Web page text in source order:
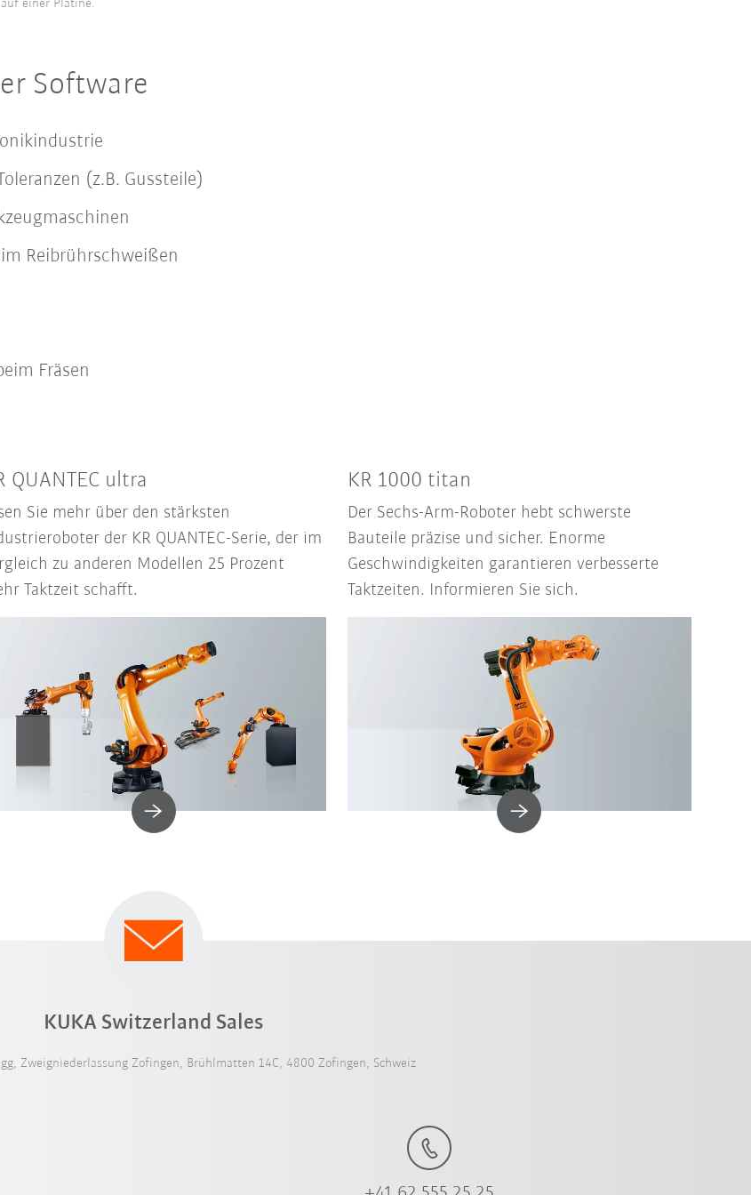
einer Platine.
Software
(z.B. Gussteile)
Reibrührschweißen
Fräsen
QUANTEC ultra
Sie mehr über den stärksten
der KR QUANTEC-Serie, der im
zu anderen Modellen 25 Prozent
Taktzeit schafft.
KR 1000 titan
Der Sechs-Arm-Roboter hebt schwerste
Bauteile präzise und sicher. Enorme
Geschwindigkeiten garantieren verbesserte
Taktzeiten. Informieren Sie sich.
KUKA Switzerland Sales
Zweigniederlassung Zofingen, Brühlmatten 14C, 4800 Zofingen, Schweiz